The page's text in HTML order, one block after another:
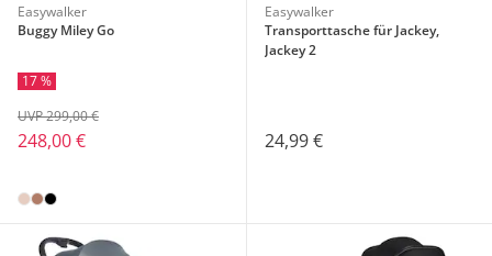
Easywalker
Buggy Miley Go
17 %
248,00 €
UVP 299,00 €
Easywalker
Transporttasche für Jackey,
Jackey 2
24,99 €